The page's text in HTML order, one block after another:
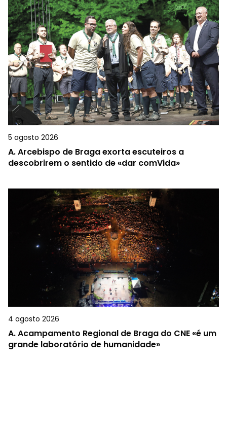
5 agosto 2026
A.Arcebispo de Braga exorta escuteiros a
descobrirem o sentido de «dar comVida»
4 agosto 2026
A.Acampamento Regional de Braga do CNE «é um
grande laboratório de humanidade»